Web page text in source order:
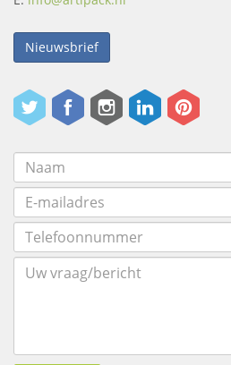
Nieuwsbrief